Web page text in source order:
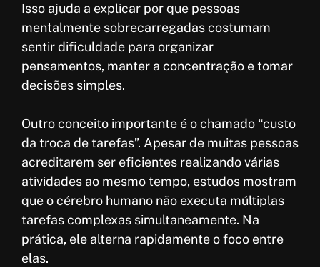
Isso ajuda a explicar por que pessoas
mentalmente sobrecarregadas costumam
sentir dificuldade para organizar
pensamentos, manter a concentração e tomar
decisões simples.
Outro conceito importante é o chamado “custo
da troca de tarefas”. Apesar de muitas pessoas
acreditarem ser eficientes realizando várias
atividades ao mesmo tempo, estudos mostram
que o cérebro humano não executa múltiplas
tarefas complexas simultaneamente. Na
prática, ele alterna rapidamente o foco entre
elas.